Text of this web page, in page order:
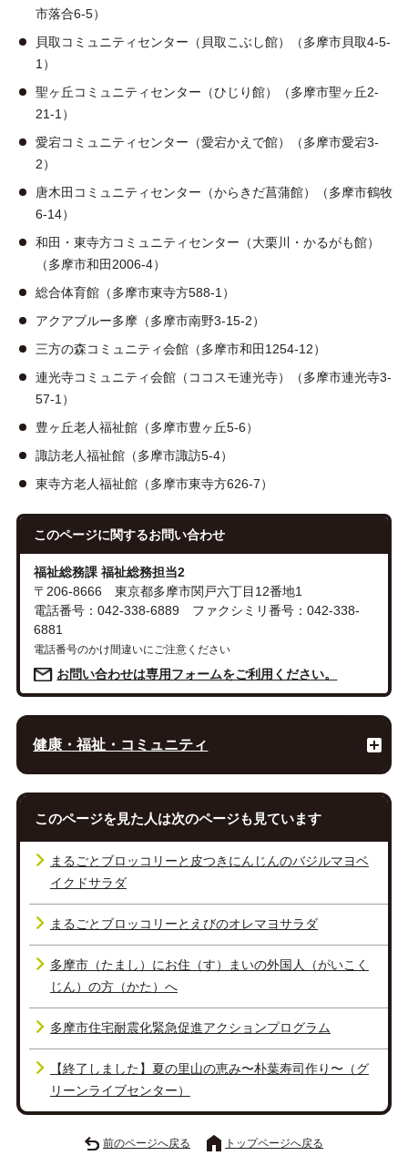
市落合6-5）
貝取コミュニティセンター（貝取こぶし館）（多摩市貝取4-5-
1）
聖ヶ丘コミュニティセンター（ひじり館）（多摩市聖ヶ丘2-
21-1）
愛宕コミュニティセンター（愛宕かえで館）（多摩市愛宕3-
2）
唐木田コミュニティセンター（からきだ菖蒲館）（多摩市鶴牧
6-14）
和田・東寺方コミュニティセンター（大栗川・かるがも館）
（多摩市和田2006-4）
総合体育館（多摩市東寺方588-1）
アクアブルー多摩（多摩市南野3-15-2）
三方の森コミュニティ会館（多摩市和田1254-12）
連光寺コミュニティ会館（ココスモ連光寺）（多摩市連光寺3-
57-1）
豊ヶ丘老人福祉館（多摩市豊ヶ丘5-6）
諏訪老人福祉館（多摩市諏訪5-4）
東寺方老人福祉館（多摩市東寺方626-7）
このページに関するお問い合わせ
福祉総務課 福祉総務担当2
〒206-8666 東京都多摩市関戸六丁目12番地1
電話番号：042-338-6889 ファクシミリ番号：042-338-
6881
電話番号のかけ間違いにご注意ください
お問い合わせは専用フォームをご利用ください。
健康・福祉・コミュニティ
このページを見た人は次のページも見ています
まるごとブロッコリーと皮つきにんじんのバジルマヨベ
イクドサラダ
まるごとブロッコリーとえびのオレマヨサラダ
多摩市（たまし）にお住（す）まいの外国人（がいこく
じん）の方（かた）へ
多摩市住宅耐震化緊急促進アクションプログラム
【終了しました】夏の里山の恵み〜朴葉寿司作り〜（グ
リーンライブセンター）
前のページへ戻る トップページへ戻る